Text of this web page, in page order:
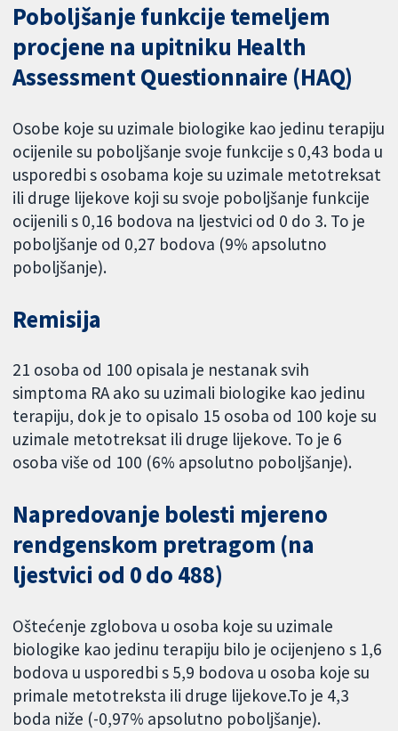
Poboljšanje funkcije temeljem
procjene na upitniku Health
Assessment Questionnaire (HAQ)
Osobe koje su uzimale biologike kao jedinu terapiju
ocijenile su poboljšanje svoje funkcije s 0,43 boda u
usporedbi s osobama koje su uzimale metotreksat
ili druge lijekove koji su svoje poboljšanje funkcije
ocijenili s 0,16 bodova na ljestvici od 0 do 3. To je
poboljšanje od 0,27 bodova (9% apsolutno
poboljšanje).
Remisija
21 osoba od 100 opisala je nestanak svih
simptoma RA ako su uzimali biologike kao jedinu
terapiju, dok je to opisalo 15 osoba od 100 koje su
uzimale metotreksat ili druge lijekove. To je 6
osoba više od 100 (6% apsolutno poboljšanje).
Napredovanje bolesti mjereno
rendgenskom pretragom (na
ljestvici od 0 do 488)
Oštećenje zglobova u osoba koje su uzimale
biologike kao jedinu terapiju bilo je ocijenjeno s 1,6
bodova u usporedbi s 5,9 bodova u osoba koje su
primale metotreksta ili druge lijekove.To je 4,3
boda niže (-0,97% apsolutno poboljšanje).